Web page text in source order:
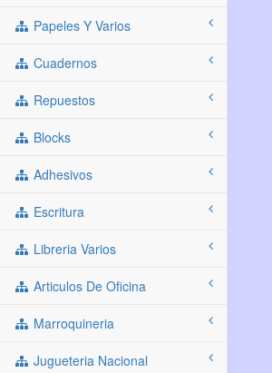
Papeles Y Varios
Cuadernos
Repuestos
Blocks
Adhesivos
Escritura
Libreria Varios
Articulos De Oficina
Marroquineria
Jugueteria Nacional